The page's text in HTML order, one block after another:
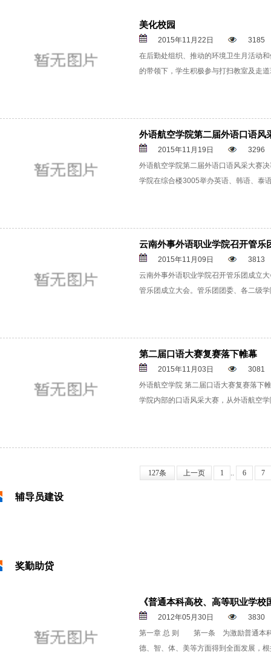
美化校园
2015年11月22日
3185
在后勤处组织、推动的环境卫生月活动
的带领下，学生积极参与打扫教室及走
外语航空学院第二届外语口语风
2015年11月19日
3296
外语航空学院第二届外语口语风采大赛
学院在综合楼3005举办英语、韩语、泰
云南外事外语职业学院召开管乐
2015年11月09日
3813
云南外事外语职业学院召开管乐团成立
管乐团成立大会。管乐团团委、各二级
第二届口语大赛复赛落下帷幕
2015年11月03日
3081
外语航空学院 第二届口语大赛复赛落下
学院内部的口语风采大赛，从外语航空
127条 上一页 1 .. 6 7
辅导员建设
奖勤助贷
《普通本科高校、高等职业学
2012年05月30日
3830
第一章 总 则 第一条 为激励普通本科
德、智、体、美等方面得到全面发展，